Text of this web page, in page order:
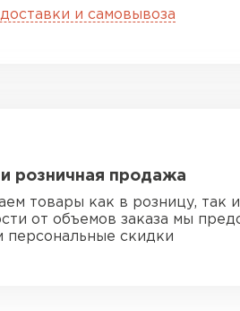
и самовывоза
розничная продажа
товары как в розницу, так
от объемов заказа мы
персональные скидки